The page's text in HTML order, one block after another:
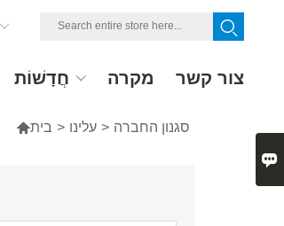
חֲדָשׁוֹת מקרה צור קשר
בית > עלינו > סגנון החברה
